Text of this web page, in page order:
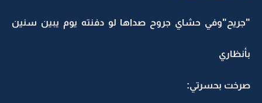
"جريح"وفي حشاي جروح صداها لو دفنته يوم يبين سنين
بأنظاري
صرخت بحسرتي: